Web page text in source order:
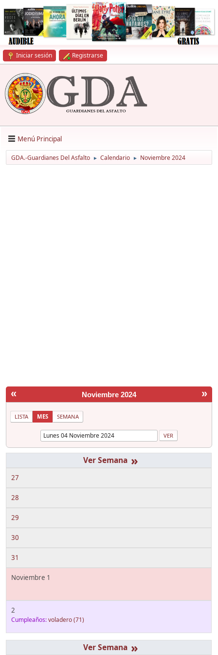
Iniciar sesión Registrarse
Menú Principal
GDA.-Guardianes Del Asfalto ► Calendario ► Noviembre 2024
« »
Noviembre 2024
LISTA MES SEMANA
»
27
28
29
30
31
Noviembre 1
2
Cumpleaños:voladero(71)
»